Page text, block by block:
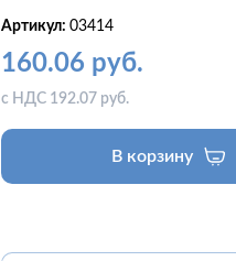
Артикул: 03414
160.06 руб.
с НДС 192.07 руб.
В корзину